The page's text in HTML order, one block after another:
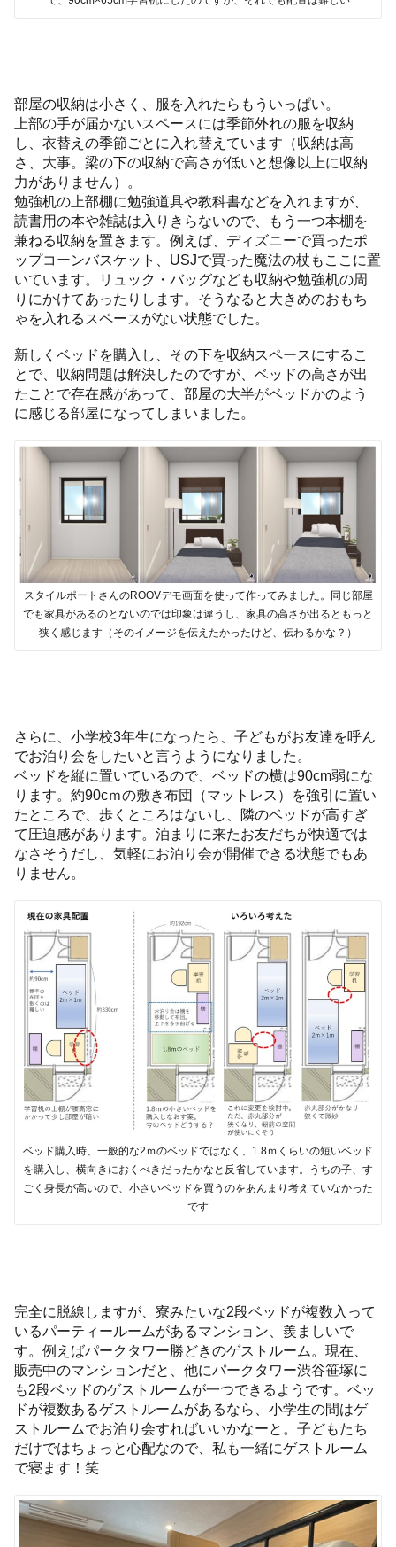
部屋の収納は小さく、服を入れたらもういっぱい。
上部の手が届かないスペースには季節外れの服を収納
し、衣替えの季節ごとに入れ替えています（収納は高
さ、大事。梁の下の収納で高さが低いと想像以上に収納
力がありません）。
勉強机の上部棚に勉強道具や教科書などを入れますが、
読書用の本や雑誌は入りきらないので、もう一つ本棚を
兼ねる収納を置きます。例えば、ディズニーで買ったポ
ップコーンバスケット、USJで買った魔法の杖もここに置
いています。リュック・バッグなども収納や勉強机の周
りにかけてあったりします。そうなると大きめのおもち
ゃを入れるスペースがない状態でした。
新しくベッドを購入し、その下を収納スペースにするこ
とで、収納問題は解決したのですが、ベッドの高さが出
たことで存在感があって、部屋の大半がベッドかのよう
に感じる部屋になってしまいました。
スタイルポートさんのROOVデモ画面を使って作ってみました。同じ部屋
でも家具があるのとないのでは印象は違うし、家具の高さが出るともっと
狭く感じます（そのイメージを伝えたかったけど、伝わるかな？）
さらに、小学校3年生になったら、子どもがお友達を呼ん
でお泊り会をしたいと言うようになりました。
ベッドを縦に置いているので、ベッドの横は90cm弱にな
ります。約90cｍの敷き布団（マットレス）を強引に置い
たところで、歩くところはないし、隣のベッドが高すぎ
て圧迫感があります。泊まりに来たお友だちが快適では
なさそうだし、気軽にお泊り会が開催できる状態でもあ
りません。
ベッド購入時、一般的な2ｍのベッドではなく、1.8ｍくらいの短いベッド
を購入し、横向きにおくべきだったかなと反省しています。うちの子、す
ごく身長が高いので、小さいベッドを買うのをあんまり考えていなかった
です
完全に脱線しますが、寮みたいな2段ベッドが複数入って
いるパーティールームがあるマンション、羨ましいで
す。例えばパークタワー勝どきのゲストルーム。現在、
販売中のマンションだと、他にパークタワー渋谷笹塚に
も2段ベッドのゲストルームが一つできるようです。ベッ
ドが複数あるゲストルームがあるなら、小学生の間はゲ
ストルームでお泊り会すればいいかなーと。子どもたち
だけではちょっと心配なので、私も一緒にゲストルーム
で寝ます！笑